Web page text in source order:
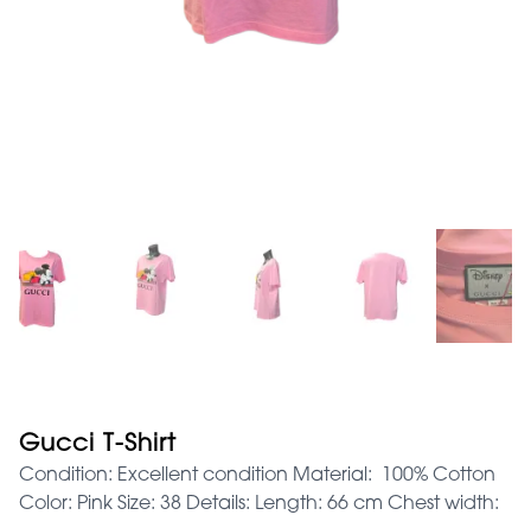
Gucci T-Shirt
Condition: Excellent condition Material: 100% Cotton
Color: Pink Size: 38 Details: Length: 66 cm Chest width: